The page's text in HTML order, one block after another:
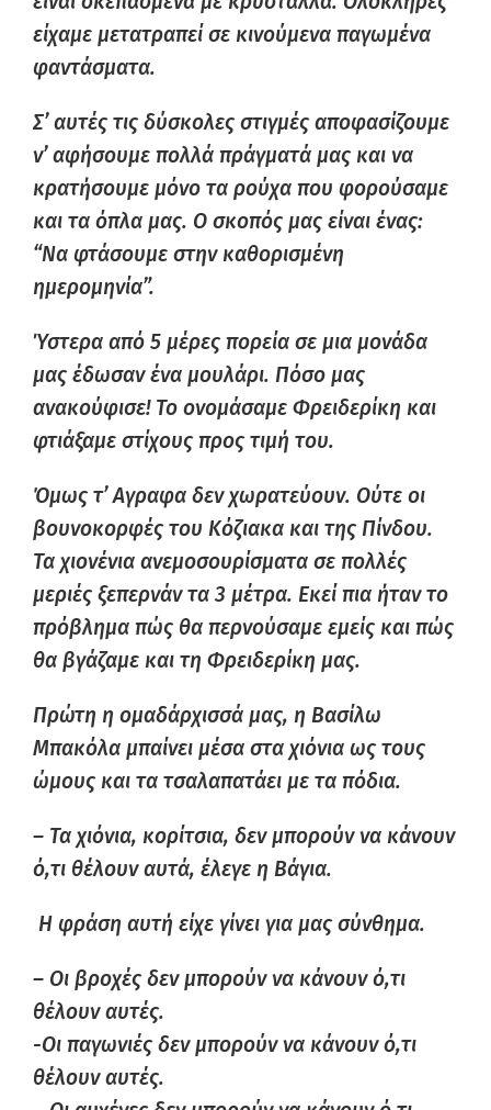
είχαμε μετατραπεί σε κινούμενα παγωμένα
φαντάσματα.
Σ’ αυτές τις δύσκολες στιγμές αποφασίζουμε
ν’ αφήσουμε πολλά πράγματά μας και να
κρατήσουμε μόνο τα ρούχα που φορούσαμε
και τα όπλα μας. Ο σκοπός μας είναι ένας:
“Να φτάσουμε στην καθορισμένη
ημερομηνία”.
Ύστερα από 5 μέρες πορεία σε μια μονάδα
μας έδωσαν ένα μουλάρι. Πόσο μας
ανακούφισε! Το ονομάσαμε Φρειδερίκη και
φτιάξαμε στίχους προς τιμή του.
Όμως τ’ Αγραφα δεν χωρατεύουν. Ούτε οι
βουνοκορφές του Κόζιακα και της Πίνδου.
Τα χιονένια ανεμοσουρίσματα σε πολλές
μεριές ξεπερνάν τα 3 μέτρα. Εκεί πια ήταν το
πρόβλημα πώς θα περνούσαμε εμείς και πώς
θα βγάζαμε και τη Φρειδερίκη μας.
Πρώτη η ομαδάρχισσά μας, η Βασίλω
Μπακόλα μπαίνει μέσα στα χιόνια ως τους
ώμους και τα τσαλαπατάει με τα πόδια.
– Τα χιόνια, κορίτσια, δεν μπορούν να κάνουν
ό,τι θέλουν αυτά, έλεγε η Βάγια.
Η φράση αυτή είχε γίνει για μας σύνθημα.
– Οι βροχές δεν μπορούν να κάνουν ό,τι
θέλουν αυτές.
-Οι παγωνιές δεν μπορούν να κάνουν ό,τι
θέλουν αυτές.